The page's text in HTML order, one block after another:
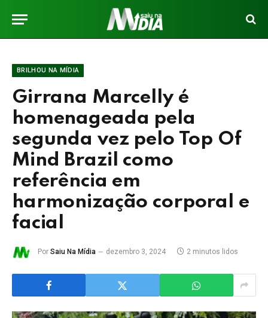
BRILHOU NA MÍDIA
Girrana Marcelly é
homenageada pela
segunda vez pelo Top Of
Mind Brazil como
referência em
harmonização corporal e
facial
Por Saiu Na Mídia dezembro 3, 2024 2 minutos lidos